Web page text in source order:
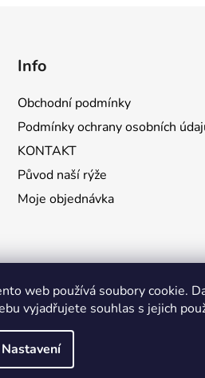
web používá soubory cookie.
vyjadřujete souhlas s jejich
Nastavení
Info
Obchodní podmínky
Podmínky ochrany osobních
KONTAKT
Původ naší rýže
Moje objednávka
práva vyhrazena.